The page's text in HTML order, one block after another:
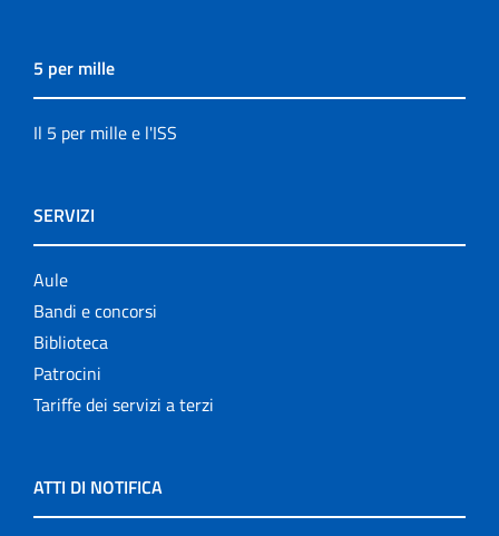
5 per mille
Il 5 per mille e l'ISS
SERVIZI
Aule
Bandi e concorsi
Biblioteca
Patrocini
Tariffe dei servizi a terzi
ATTI DI NOTIFICA